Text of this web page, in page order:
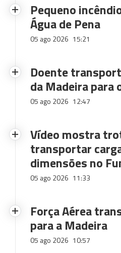
Pequeno
Água de Pena
05 ago 2026 15:21
Doente
da Madeira para
05 ago 2026 12:47
Vídeo mostra
transportar
dimensões no
05 ago 2026 11:33
Força Aérea
para a Madeira
05 ago 2026 10:57